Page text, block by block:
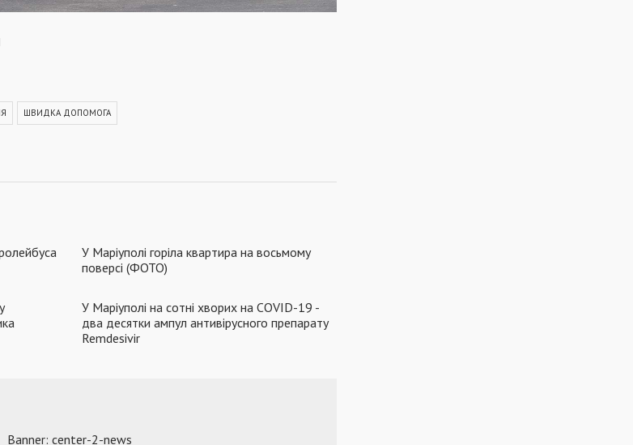
ШВИДКА ДОПОМОГА
У Маріуполі горіла квартира на восьмому
поверсі (ФОТО)
У Маріуполі на сотні хворих на COVID-19 -
два десятки ампул антивірусного препарату
Remdesivir